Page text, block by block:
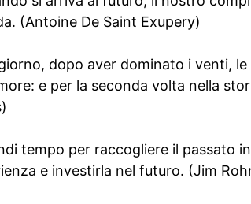
(Antoine De Saint Exupery)
dopo aver dominato i venti, le
e per la seconda volta nella
tempo per raccogliere il passato
e investirla nel futuro. (Jim